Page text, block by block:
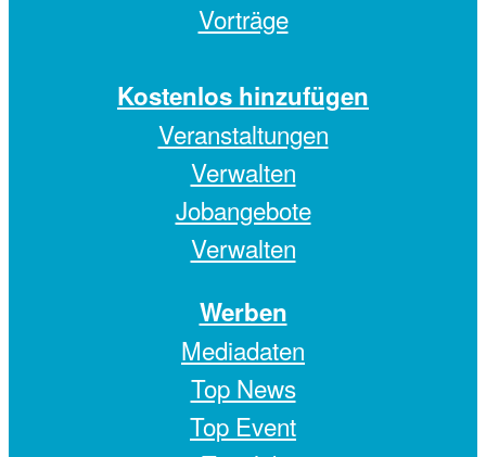
Vorträge
Kostenlos hinzufügen
Veranstaltungen
Verwalten
Jobangebote
Verwalten
Werben
Mediadaten
Top News
Top Event